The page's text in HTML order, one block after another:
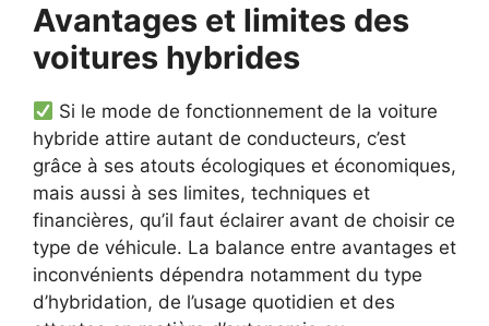
Avantages et limites des
voitures hybrides
Si le mode de fonctionnement de la voiture
hybride attire autant de conducteurs, c’est
grâce à ses atouts écologiques et économiques,
mais aussi à ses limites, techniques et
financières, qu’il faut éclairer avant de choisir ce
type de véhicule. La balance entre avantages et
inconvénients dépendra notamment du type
d’hybridation, de l’usage quotidien et des